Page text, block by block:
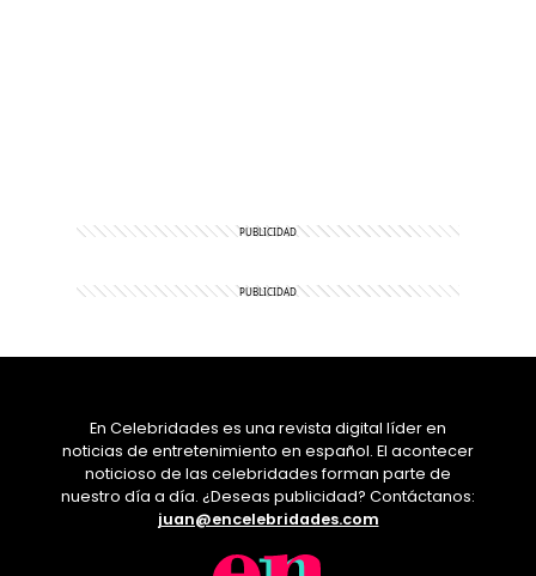
En Celebridades es una revista digital líder en
noticias de entretenimiento en español. El acontecer
noticioso de las celebridades forman parte de
nuestro día a día. ¿Deseas publicidad? Contáctanos:
juan@encelebridades.com